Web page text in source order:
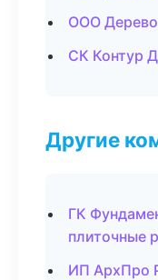
ООО
СК Контур
Другие
ГК
плиточные
ИП АрхПро